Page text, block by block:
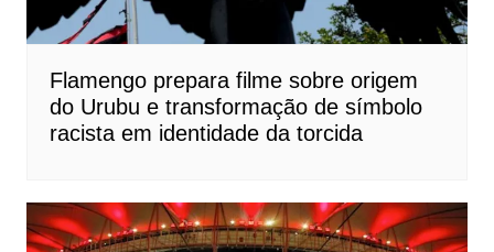
Flamengo prepara filme sobre origem
do Urubu e transformação de símbolo
racista em identidade da torcida